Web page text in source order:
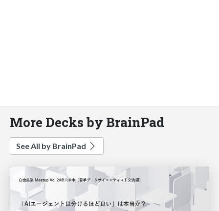
More Decks by BrainPad
See All by BrainPad